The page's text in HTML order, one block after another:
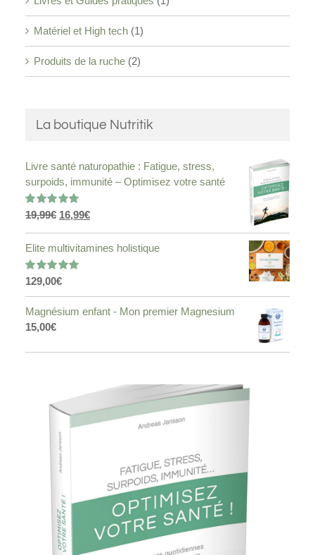
Matériel et High tech (1)
Produits de la ruche (2)
La boutique Nutritik
Livre santé naturopathie : Fatigue, stress,
surpoids, immunité – Optimisez votre santé
Note5.00
19,99€ Le
initial
était :
19,99€.
16,99€Le
actuel
Elite multivitamines holistique
Note5.00
129,00€
Magnésium enfant - Mon premier Magnesium
15,00€